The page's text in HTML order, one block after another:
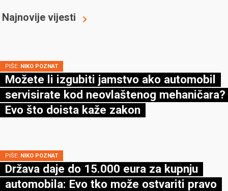
Najnovije vijesti
PIŠE: NIKO POZNAT
Možete li izgubiti jamstvo ako automobil
servisirate kod neovlaštenog mehaničara?
Evo što doista kaže zakon
PIŠE: NIKO POZNAT
Država daje do 15.000 eura za kupnju
automobila: Evo tko može ostvariti pravo